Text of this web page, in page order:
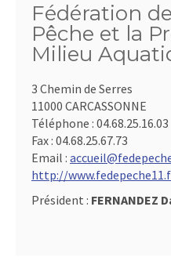
Fédération
Pêche et la
Milieu
3 Chemin de Serres
11000 CARCASSONNE
Téléphone : 04.68.25.16.03
Fax : 04.68.25.67.73
Email :
http://
Président : FERNANDEZ